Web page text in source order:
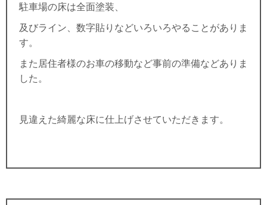
駐車場の床は全面塗装、
及びライン、数字貼りなどいろいろやることがありま
す。
また居住者様のお車の移動など事前の準備などありま
した。
見違えた綺麗な床に仕上げさせていただきます。